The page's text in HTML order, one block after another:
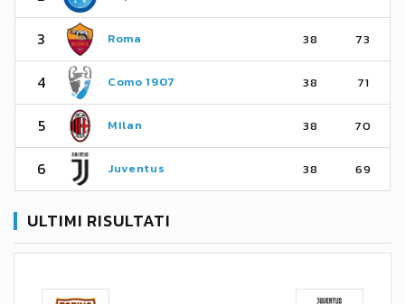
3 Roma 38 73
4 Como 1907 38 71
5 Milan 38 70
6 Juventus 38 69
ULTIMI RISULTATI